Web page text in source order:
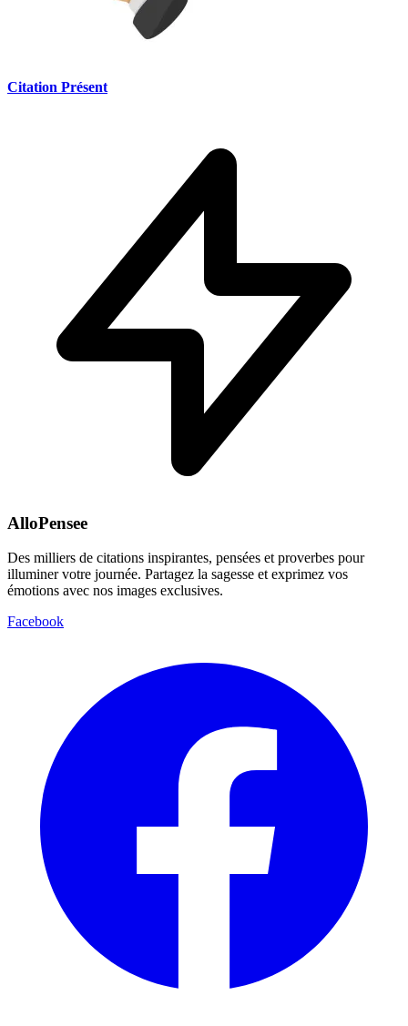
Citation Présent
AlloPensee
Des milliers de citations inspirantes, pensées et proverbes pour
illuminer votre journée. Partagez la sagesse et exprimez vos
émotions avec nos images exclusives.
Facebook